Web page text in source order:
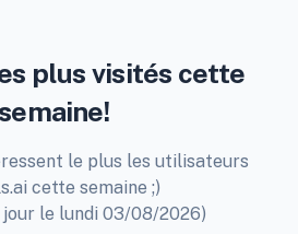
plus visités cette
le plus les utilisateurs
cette semaine ;)
jour le lundi 03/08/2026)